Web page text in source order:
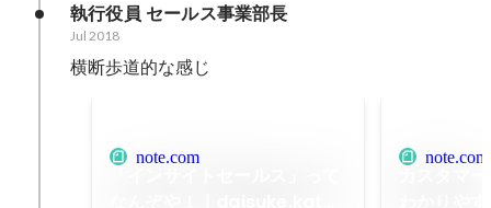
執行役員 セールス事業部長
Jul 2018
横断歩道的な感じ
note.com note.com